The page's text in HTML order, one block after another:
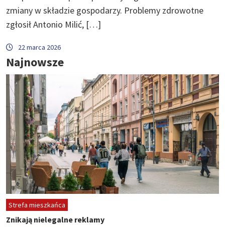
zmiany w składzie gospodarzy. Problemy zdrowotne
zgłosił Antonio Milić, […]
22 marca 2026
Najnowsze
Strefa mieszkańca
Znikają nielegalne reklamy